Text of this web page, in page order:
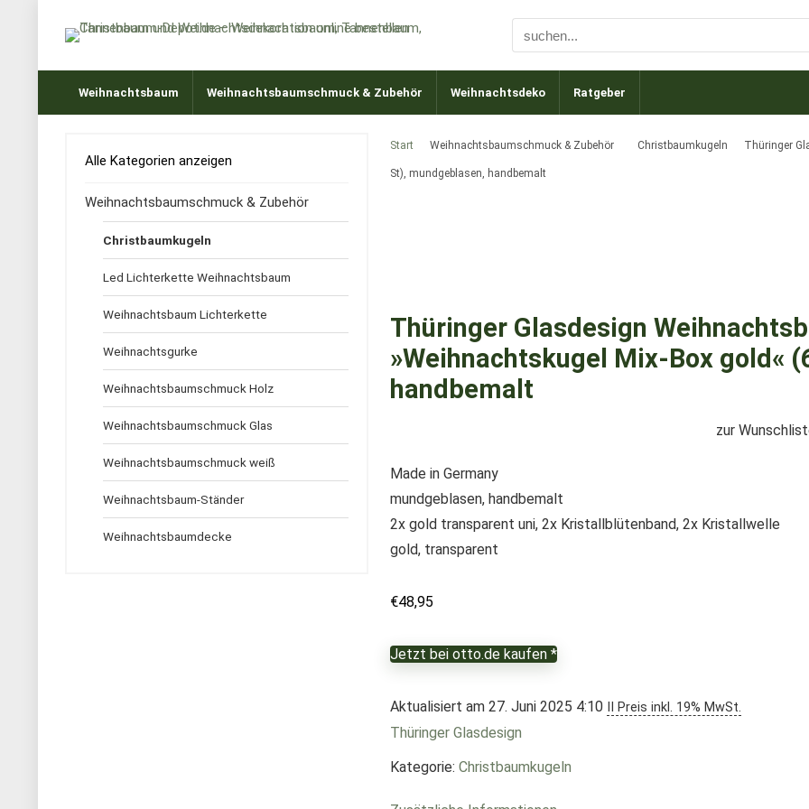
Weihnachtsbaum Weihnachtsbaumschmuck & Zubehör Weihnachtsdeko Ratgeber
Start Weihnachtsbaumschmuck & Zubehör Christbaumkugeln Thüringer
St), mundgeblasen, handbemalt
Thüringer Glasdesign
»Weihnachtskugel Mix-Box gold«
handbemalt
zur
Made in Germany
mundgeblasen, handbemalt
2x gold transparent uni, 2x Kristallblütenband, 2x Kristallwelle
gold, transparent
€48,95
Jetzt bei otto.de kaufen *
Aktualisiert am 27. Juni 2025 4:10 II Preis inkl. 19% MwSt.
Thüringer Glasdesign
Kategorie: Christbaumkugeln
Alle Kategorien anzeigen
Weihnachtsbaumschmuck & Zubehör
Christbaumkugeln
Led Lichterkette Weihnachtsbaum
Weihnachtsbaum Lichterkette
Weihnachtsgurke
Weihnachtsbaumschmuck Holz
Weihnachtsbaumschmuck Glas
Weihnachtsbaumschmuck weiß
Weihnachtsbaum-Ständer
Weihnachtsbaumdecke